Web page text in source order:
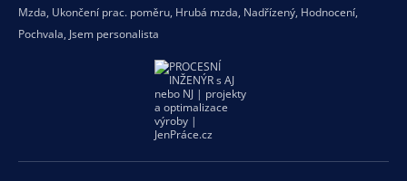
Mzda, Ukončení prac. poměru, Hrubá mzda, Nadřízený, Hodnocení,
Pochvala, Jsem personalista